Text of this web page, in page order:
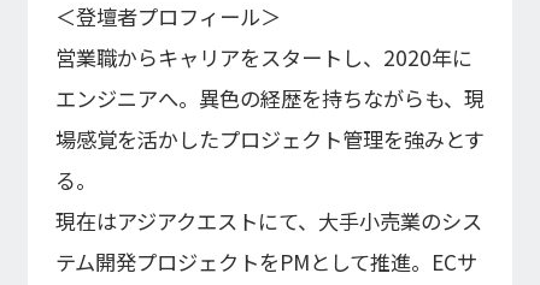
＜登壇者プロフィール＞
営業職からキャリアをスタートし、2020年に
エンジニアへ。異色の経歴を持ちながらも、現
場感覚を活かしたプロジェクト管理を強みとす
る。
現在はアジアクエストにて、大手小売業のシス
テム開発プロジェクトをPMとして推進。ECサ